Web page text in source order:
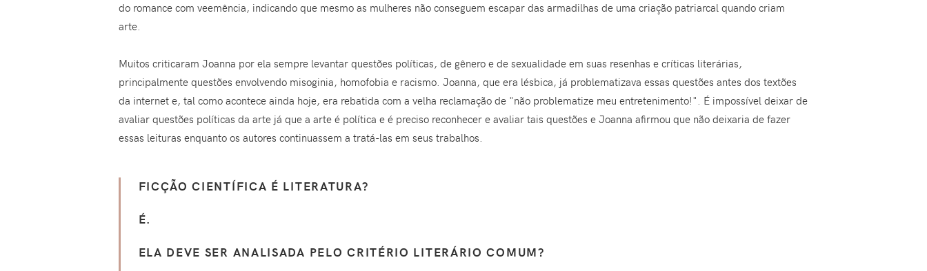
do romance com veemência, indicando que mesmo as mulheres não conseguem escapar das armadilhas de uma criação patriarcal quando criam
arte.
Muitos criticaram Joanna por ela sempre levantar questões políticas, de gênero e de sexualidade em suas resenhas e críticas literárias,
principalmente questões envolvendo misoginia, homofobia e racismo. Joanna, que era lésbica, já problematizava essas questões antes dos textões
da internet e, tal como acontece ainda hoje, era rebatida com a velha reclamação de "não problematize meu entretenimento!". É impossível deixar de
avaliar questões políticas da arte já que a arte é política e é preciso reconhecer e avaliar tais questões e Joanna afirmou que não deixaria de fazer
essas leituras enquanto os autores continuassem a tratá-las em seus trabalhos.
FICÇÃO CIENTÍFICA É LITERATURA?
É.
ELA DEVE SER ANALISADA PELO CRITÉRIO LITERÁRIO COMUM?